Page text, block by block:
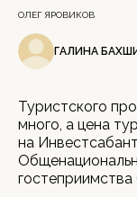
ОЛЕГ ЯРОВИКОВ
ГАЛИНА
Туристского
много, а цена
на